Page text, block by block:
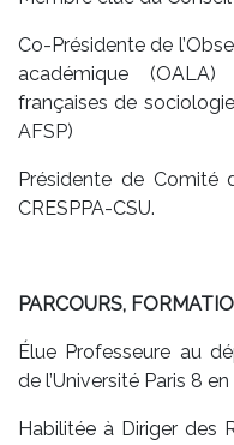
Co-Présidente de
académique
françaises de
AFSP)
Présidente de Comité
CRESPPA-CSU.
PARCOURS,
Élue Professeure au
de l’Université Paris 8 en
Habilitée à Diriger des